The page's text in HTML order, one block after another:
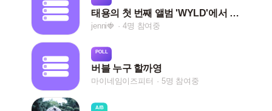
태용의 첫 번째 앨범 'WYLD'에서 가장 좋아하는 곡은 무엇인가요?
jenni🍓 4명 참여중
POLL
버블 누구 할까영
마이네임이즈피터 5명 참여중
A/B